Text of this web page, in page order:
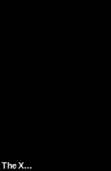
The X-Files "Le Film" (Fight The Future)